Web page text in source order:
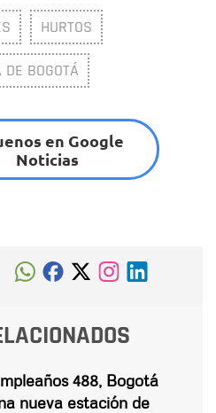
HURTOS
BOGOTÁ
en Google
Noticias
488, Bogotá
nueva estación de